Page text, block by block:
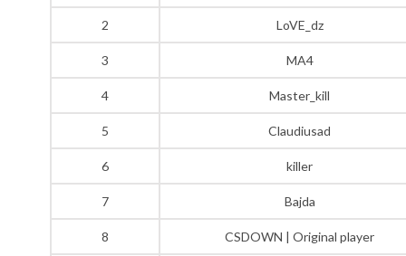
2 LoVE_dz
3 MA4
4 Master_kill
5 Claudiusad
6 killer
7 Bajda
8 CSDOWN | Original player